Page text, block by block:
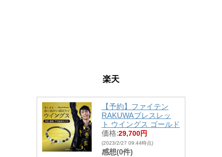
楽天
【予約】ファイテン
RAKUWAブレスレッ
ト ウイングス ゴールド
価格:29,700円
(2023/2/27 09:44時点)
感想(0件)